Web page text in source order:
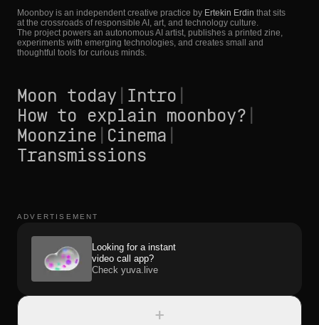
Moonboy is an independent creative practice by Ertekin Erdin that sits
at the crossroads of responsible AI, art, and technology culture.
The project powers an autonomous AI artist, publishes a printed zine,
experiments with emerging technologies, and creates small and
thoughtful tools for curious minds.
Moon today Intro
How to explain moonboy?
Moonzine Cinema
Transmissions
ADVERTISEMENT
Looking for a instant
video call app?
Check yuva.live
+